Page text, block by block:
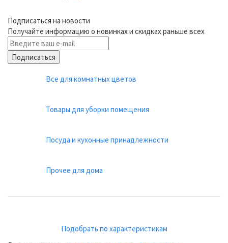
Подписаться на новости
Получайте информацию о новинках и скидках раньше всех
Подписаться
Все для комнатных цветов
Товары для уборки помещения
Посуда и кухонные принадлежности
Прочее для дома
Подобрать по характеристикам